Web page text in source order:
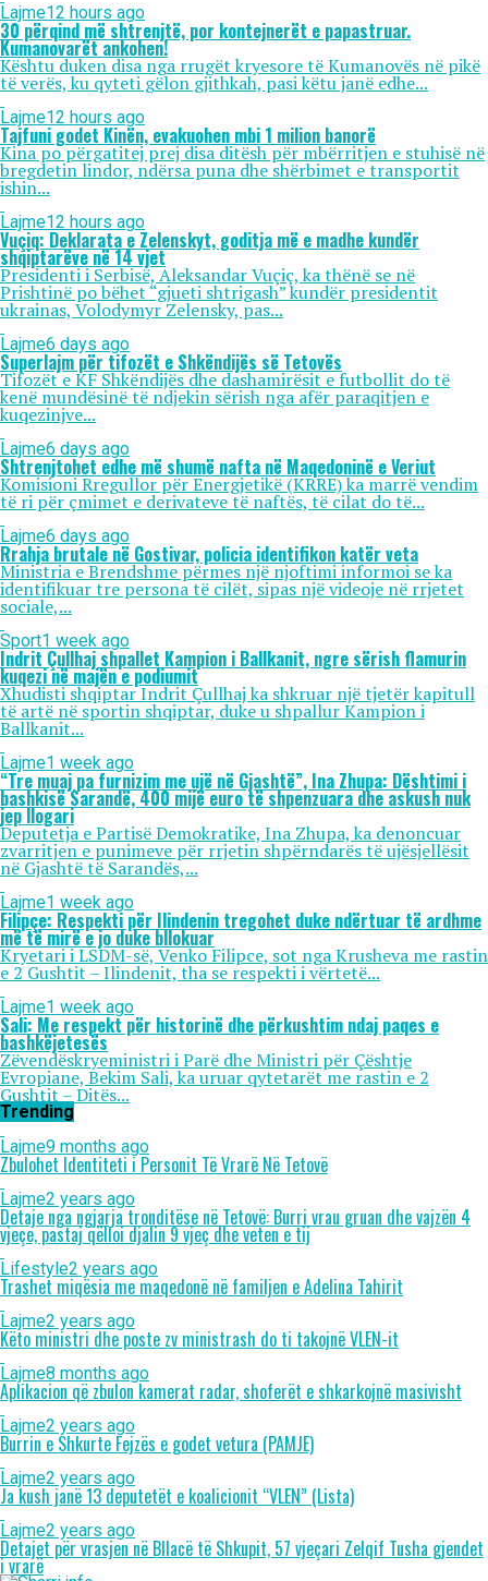
Lajme12 hours ago
30 përqind më shtrenjtë, por kontejnerët e papastruar.
Kumanovarët ankohen!
Kështu duken disa nga rrugët kryesore të Kumanovës në pikë
të verës, ku qyteti gëlon gjithkah, pasi këtu janë edhe...
Lajme12 hours ago
Tajfuni godet Kinën, evakuohen mbi 1 milion banorë
Kina po përgatitej prej disa ditësh për mbërritjen e stuhisë në
bregdetin lindor, ndërsa puna dhe shërbimet e transportit
ishin...
Lajme12 hours ago
Vuçiq: Deklarata e Zelenskyt, goditja më e madhe kundër
shqiptarëve në 14 vjet
Presidenti i Serbisë, Aleksandar Vuçiç, ka thënë se në
Prishtinë po bëhet “gjueti shtrigash” kundër presidentit
ukrainas, Volodymyr Zelensky, pas...
Lajme6 days ago
Superlajm për tifozët e Shkëndijës së Tetovës
Tifozët e KF Shkëndijës dhe dashamirësit e futbollit do të
kenë mundësinë të ndjekin sërish nga afër paraqitjen e
kuqezinjve...
Lajme6 days ago
Shtrenjtohet edhe më shumë nafta në Maqedoninë e Veriut
Komisioni Rregullor për Energjetikë (KRRE) ka marrë vendim
të ri për çmimet e derivateve të naftës, të cilat do të...
Lajme6 days ago
Rrahja brutale në Gostivar, policia identifikon katër veta
Ministria e Brendshme përmes një njoftimi informoi se ka
identifikuar tre persona të cilët, sipas një videoje në rrjetet
sociale,...
Sport1 week ago
Indrit Çullhaj shpallet Kampion i Ballkanit, ngre sërish flamurin
kuqezi në majën e podiumit
Xhudisti shqiptar Indrit Çullhaj ka shkruar një tjetër kapitull
të artë në sportin shqiptar, duke u shpallur Kampion i
Ballkanit...
Lajme1 week ago
“Tre muaj pa furnizim me ujë në Gjashtë”, Ina Zhupa: Dështimi i
bashkisë Sarandë, 400 mijë euro të shpenzuara dhe askush nuk
jep llogari
Deputetja e Partisë Demokratike, Ina Zhupa, ka denoncuar
zvarritjen e punimeve për rrjetin shpërndarës të ujësjellësit
në Gjashtë të Sarandës,...
Lajme1 week ago
Filipçe: Respekti për Ilindenin tregohet duke ndërtuar të ardhme
më të mirë e jo duke bllokuar
Kryetari i LSDM-së, Venko Filipce, sot nga Krusheva me rastin
e 2 Gushtit – Ilindenit, tha se respekti i vërtetë...
Lajme1 week ago
Sali: Me respekt për historinë dhe përkushtim ndaj paqes e
bashkëjetesës
Zëvendëskryeministri i Parë dhe Ministri për Çështje
Evropiane, Bekim Sali, ka uruar qytetarët me rastin e 2
Gushtit – Ditës...
Trending
Lajme9 months ago
Zbulohet Identiteti i Personit Të Vrarë Në Tetovë
Lajme2 years ago
Detaje nga ngjarja tronditëse në Tetovë: Burri vrau gruan dhe vajzën 4
vjeçe, pastaj qëlloi djalin 9 vjeç dhe veten e tij
Lifestyle2 years ago
Trashet miqësia me maqedonë në familjen e Adelina Tahirit
Lajme2 years ago
Këto ministri dhe poste zv ministrash do ti takojnë VLEN-it
Lajme8 months ago
Aplikacion që zbulon kamerat radar, shoferët e shkarkojnë masivisht
Lajme2 years ago
Burrin e Shkurte Fejzës e godet vetura (PAMJE)
Lajme2 years ago
Ja kush janë 13 deputetët e koalicionit “VLEN” (Lista)
Lajme2 years ago
Detajet për vrasjen në Bllacë të Shkupit, 57 vjeçari Zelqif Tusha gjendet
i vrarë